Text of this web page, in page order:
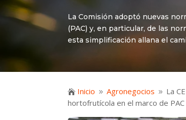
La Comisión adoptó nuevas
(PAC) y, en particular, de las
esta simplificación allana el
 Inicio 9 Agronegocios 9 La
hortofrutícola en el marco de